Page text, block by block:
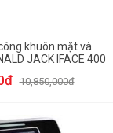
khuôn mặt và
JACK IFACE 400
10,850,000đ